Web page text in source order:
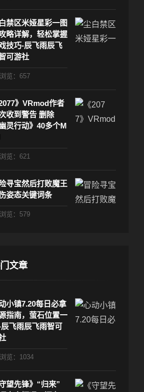
禁区米娅星彩一图
略详解，轻松掌握
技巧-辰飞雨辰飞
可游社
浏览：657
2077》VRmod作者
收到警告 删除
幽灵行动》40多个M
浏览：621
寻宝然后打败魔王
姿态关键词条
浏览：579
文章
小镇7.20每日必拿
指南，萤石位置一
飞雨辰飞雨智可
浏览：1034
守望先锋》“归来”